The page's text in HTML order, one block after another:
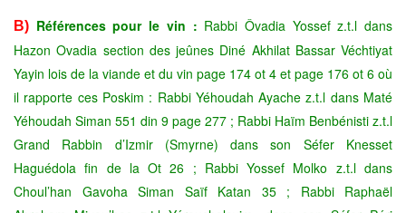
B) Références pour le vin : Rabbi Ôvadia Yossef z.t.l dans
Hazon Ovadia section des jeûnes Diné Akhilat Bassar Véchtiyat
Yayin lois de la viande et du vin page 174 ot 4 et page 176 ot 6 où
il rapporte ces Poskim : Rabbi Yéhoudah Ayache z.t.l dans Maté
Yéhoudah Siman 551 din 9 page 277 ; Rabbi Haïm Benbénisti z.t.l
Grand Rabbin d’Izmir (Smyrne) dans son Séfer Knesset
Haguédola fin de la Ot 26 ; Rabbi Yossef Molko z.t.l dans
Choul’han Gavoha Siman Saïf Katan 35 ; Rabbi Raphaël